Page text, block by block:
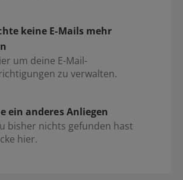
keine E-Mails mehr
um deine E-Mail-
zu verwalten.
ein anderes Anliegen
bisher nichts gefunden hast
hier.